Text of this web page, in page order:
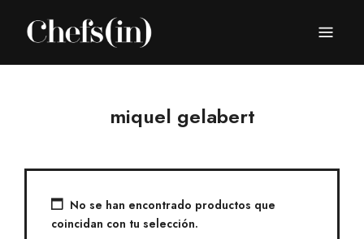
CHEFS(IN)
miquel gelabert
No se han encontrado productos que
coincidan con tu selección.